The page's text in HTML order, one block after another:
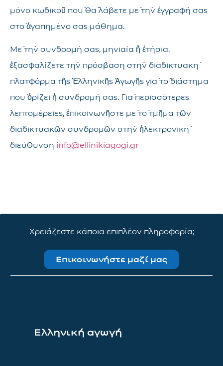
μόνο κωδικοῦ ποὺ θὰ λάβετε μὲ τὴν ἐγγραφή σας
στὸ ἀγαπημένο σας μάθημα.
Μὲ τὴν συνδρομή σας, μηνιαία ἢ ἐτήσια,
ἐξασφαλίζετε τὴν πρόσβαση στὴν διαδικτυακὴ
πλατφόρμα τῆς Ἑλληνικῆς Ἀγωγῆς γιὰ τὸ διάστημα
ποὺ ὁρίζει ἡ συνδρομή σας. Γιὰ περισσότερες
λεπτομέρειες, ἐπικοινωνῆστε μὲ τὸ τμῆμα τῶν
διαδικτυακῶν συνδρομῶν στὴν ἠλεκτρονικὴ
διεύθυνση info@ellinikiagogi.gr
Χρειάζεστε κάποια επιπλέον πληροφορία;
Επικοινωνήστε μαζί μας
Ελληνική αγωγή